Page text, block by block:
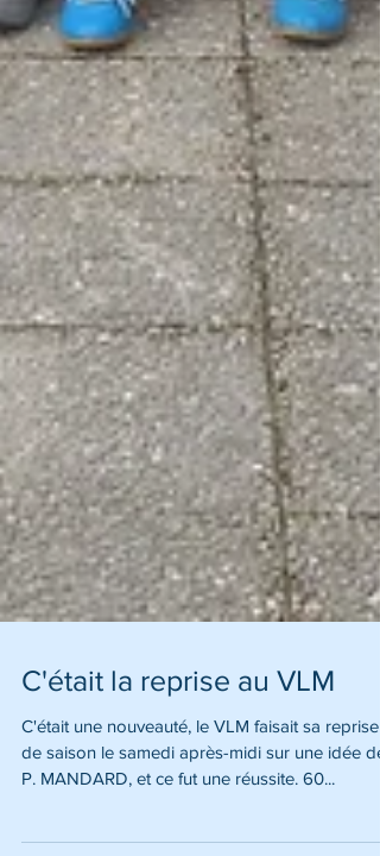
C'était la reprise au VLM
C'était une nouveauté, le VLM faisait sa reprise
de saison le samedi après-midi sur une idée de